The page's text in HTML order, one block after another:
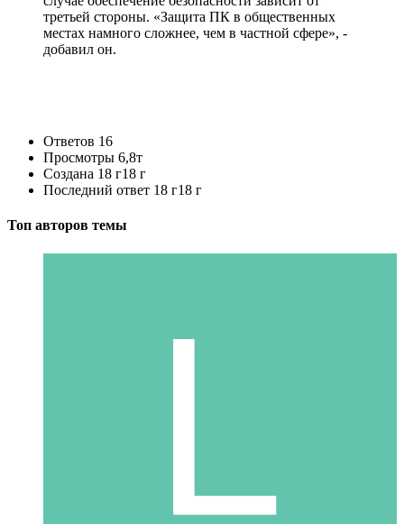
третьей стороны. «Защита ПК в общественных
местах намного сложнее, чем в частной сфере», -
добавил он.
Ответов 16
Просмотры 6,8т
Создана 18 г18 г
Последний ответ 18 г18 г
Топ авторов темы